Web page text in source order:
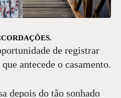
de registrar
antecede o casamento.
depois do tão sonhado